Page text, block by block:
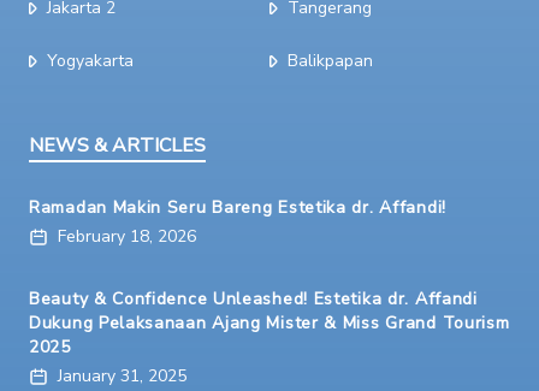
Jakarta 2
Yogyakarta
Tangerang
Balikpapan
NEWS & ARTICLES
Ramadan Makin Seru Bareng Estetika dr. Affandi!
February 18, 2026
Beauty & Confidence Unleashed! Estetika dr. Affandi
Dukung Pelaksanaan Ajang Mister & Miss Grand Tourism
2025
January 31, 2025